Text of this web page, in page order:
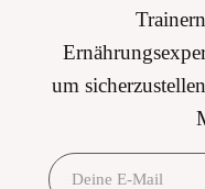
um